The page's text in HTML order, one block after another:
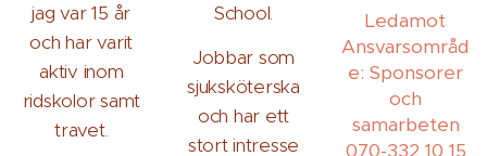
jag var 15 år
och har varit
aktiv inom
ridskolor samt
travet.
School.
Jobbar som
sjuksköterska
och har ett
stort intresse
Ledamot
Ansvarsområd
e: Sponsorer
och
samarbeten
070-332 10 15